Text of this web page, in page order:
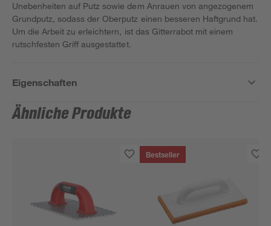
Unebenheiten auf Putz sowie dem Anrauen von angezogenem
Grundputz, sodass der Oberputz einen besseren Haftgrund hat.
Um die Arbeit zu erleichtern, ist das Gitterrabot mit einem
rutschfesten Griff ausgestattet.
Eigenschaften
Ähnliche Produkte
Bestseller